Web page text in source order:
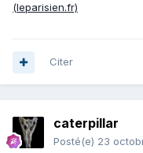
(leparisien.fr)
Citer
caterpillar
Posté(e) 23